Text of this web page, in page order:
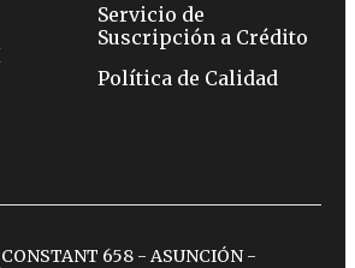
Servicio de
Suscripción a Crédito
Política de Calidad
658 - ASUNCIÓN -